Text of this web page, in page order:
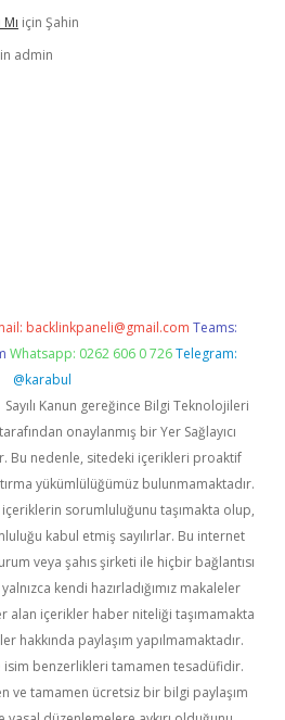
için Şahin
admin
backlinkpaneli@gmail.com Teams:
Whatsapp: 0262 606 0 726 Telegram:
@karabul
Sayılı Kanun gereğince Bilgi Teknolojileri
onaylanmış bir Yer Sağlayıcı
Bu nedenle, sitedeki içerikleri proaktif
yükümlülüğümüz bulunmamaktadır.
içeriklerin sorumluluğunu taşımakta olup,
kabul etmiş sayılırlar. Bu internet
veya şahıs şirketi ile hiçbir bağlantısı
kendi hazırladığımız makaleler
alan içerikler haber niteliği taşımamakta
hakkında paylaşım yapılmamaktadır.
isim benzerlikleri tamamen tesadüfidir.
ve tamamen ücretsiz bir bilgi paylaşım